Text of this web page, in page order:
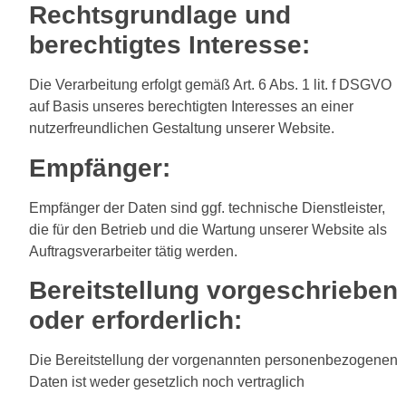
Rechtsgrundlage und
berechtigtes Interesse:
Die Verarbeitung erfolgt gemäß Art. 6 Abs. 1 lit. f DSGVO
auf Basis unseres berechtigten Interesses an einer
nutzerfreundlichen Gestaltung unserer Website.
Empfänger:
Empfänger der Daten sind ggf. technische Dienstleister,
die für den Betrieb und die Wartung unserer Website als
Auftragsverarbeiter tätig werden.
Bereitstellung vorgeschrieben
oder erforderlich:
Die Bereitstellung der vorgenannten personenbezogenen
Daten ist weder gesetzlich noch vertraglich